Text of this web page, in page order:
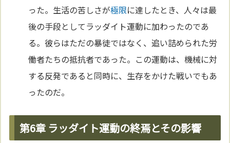
った。生活の苦しさが極限に達したとき、人々は最
後の手段としてラッダイト運動に加わったのであ
る。彼らはただの暴徒ではなく、追い詰められた労
働者たちの抵抗者であった。この運動は、機械に対
する反発であると同時に、生存をかけた戦いでもあ
ったのだ。
第6章 ラッダイト運動の終焉とその影響